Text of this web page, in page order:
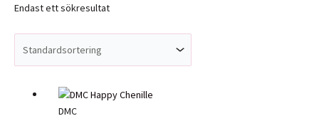
Endast ett sökresultat
DMC